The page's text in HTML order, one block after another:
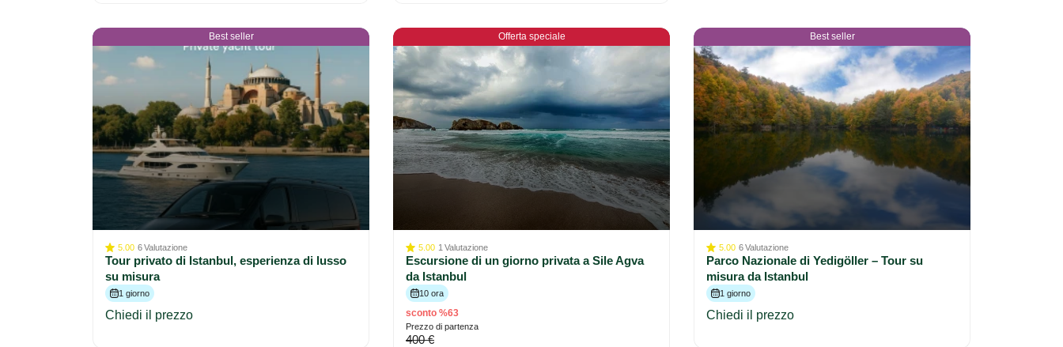
Best seller
5.00 6Valutazione
Tour privato di Istanbul, esperienza di lusso
su misura
1 giorno
Chiedi il prezzo
Offerta speciale
5.00 1 Valutazione
Escursione di un giorno privata a Sile Agva
da Istanbul
10 ora
sconto %63
Prezzo di partenza
400 €
Best seller
5.00 6Valutazione
Parco Nazionale di Yedigöller – Tour su
misura da Istanbul
1 giorno
Chiedi il prezzo